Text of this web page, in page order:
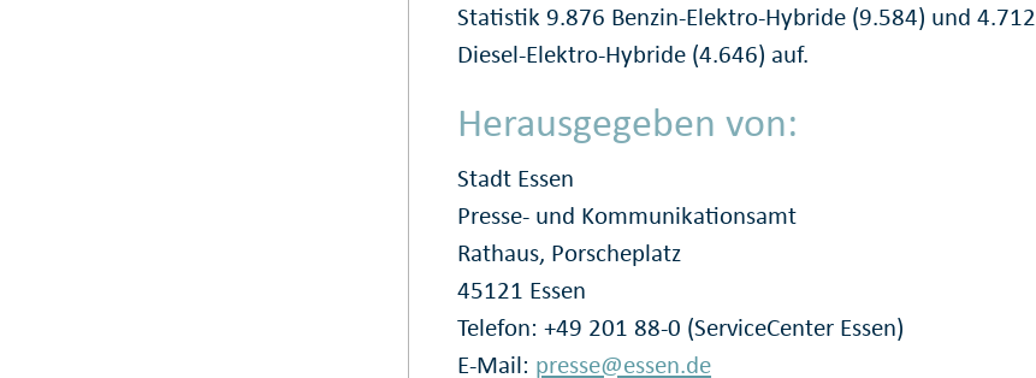
Statistik 9.876 Benzin-Elektro-Hybride (9.584) und 4.712
Diesel-Elektro-Hybride (4.646) auf.
Herausgegeben von:
Stadt Essen
Presse- und Kommunikationsamt
Rathaus, Porscheplatz
45121 Essen
Telefon: +49 201 88-0 (ServiceCenter Essen)
E-Mail: presse@essen.de